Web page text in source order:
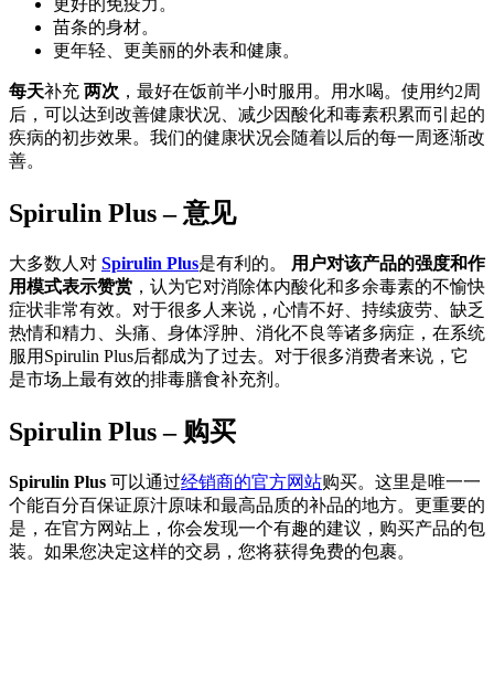
更好的免疫力。
苗条的身材。
更年轻、更美丽的外表和健康。
每天补充 两次 ，最好在饭前半小时服用。用水喝。使用约2周
后，可以达到改善健康状况、减少因酸化和毒素积累而引起的
疾病的初步效果。我们的健康状况会随着以后的每一周逐渐改
善。
Spirulin Plus – 意见
大多数人对 Spirulin Plus是有利的。
用户对该产品的强度和作
用模式表示赞赏 ，认为它对消除体内酸化和多余毒素的不愉快
症状非常有效。对于很多人来说，心情不好、持续疲劳、缺乏
热情和精力、头痛、身体浮肿、消化不良等诸多病症，在系统
服用Spirulin Plus后都成为了过去。对于很多消费者来说，它
是市场上最有效的排毒膳食补充剂。
Spirulin Plus – 购买
Spirulin Plus 可以通过经销商的官方网站购买。这里是唯一一
个能百分百保证原汁原味和最高品质的补品的地方。更重要的
是，在官方网站上，你会发现一个有趣的建议，购买产品的包
装。如果您决定这样的交易，您将获得免费的包裹。